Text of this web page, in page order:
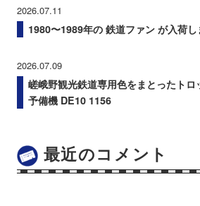
2026.07.11
1980〜1989年の 鉄道ファン が入荷し
2026.07.09
嵯峨野観光鉄道専用色をまとったト
予備機 DE10 1156
最近のコメント